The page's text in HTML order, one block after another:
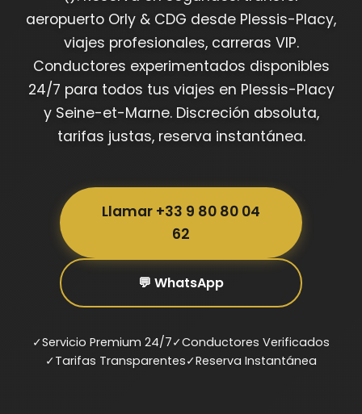
aeropuerto Orly & CDG desde Plessis-Placy,
viajes profesionales, carreras VIP.
Conductores experimentados disponibles
24/7 para todos tus viajes en Plessis-Placy
y Seine-et-Marne. Discreción absoluta,
tarifas justas, reserva instantánea.
Llamar +33 9 80 80 04
62
💬 WhatsApp
✓Servicio Premium 24/7✓Conductores Verificados
✓Tarifas Transparentes✓Reserva Instantánea